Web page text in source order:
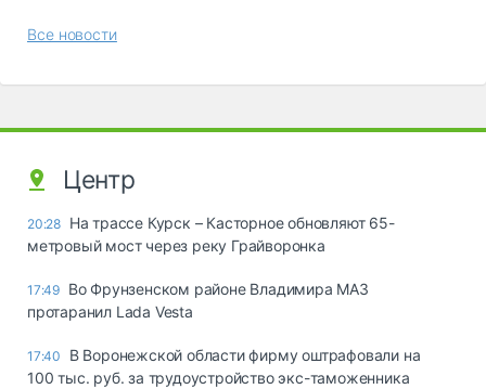
Все новости
Центр
20:28 На трассе Курск – Касторное обновляют 65-
метровый мост через реку Грайворонка
17:49 Во Фрунзенском районе Владимира МАЗ
протаранил Lada Vesta
17:40
В Воронежской области фирму оштрафовали на
100 тыс. руб. за трудоустройство экс-таможенника